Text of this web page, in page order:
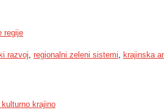
regije
razvoj, regionalni zeleni sistemi, krajinska
krajino